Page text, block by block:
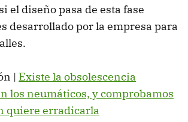
el diseño pasa de esta fase
desarrollado por la empresa para
| Existe la obsolescencia
los neumáticos, y comprobamos
quiere erradicarla